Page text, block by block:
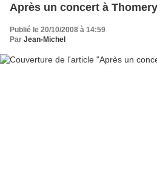
Après un concert à Thomery
Publié le 20/10/2008 à 14:59
Par Jean-Michel